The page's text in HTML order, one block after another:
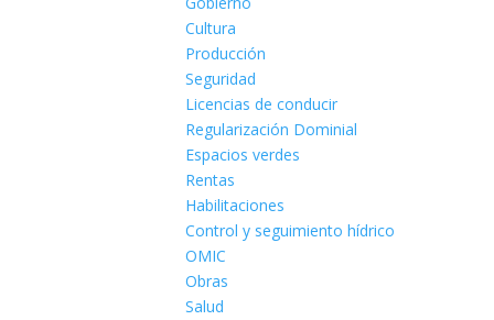
Cultura
Producción
Seguridad
Licencias de conducir
Regularización Dominial
Espacios verdes
Rentas
Habilitaciones
Control y seguimiento hídrico
OMIC
Obras
Salud